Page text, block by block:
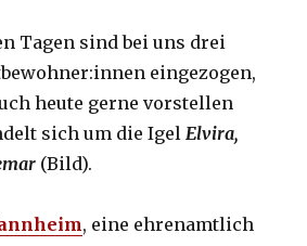
Tagen sind bei uns drei
eingezogen,
heute gerne vorstellen
sich um die Igel Elvira,
(Bild).
, eine ehrenamtlich